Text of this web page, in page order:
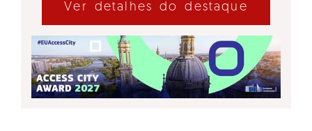
Ver detalhes do destaque